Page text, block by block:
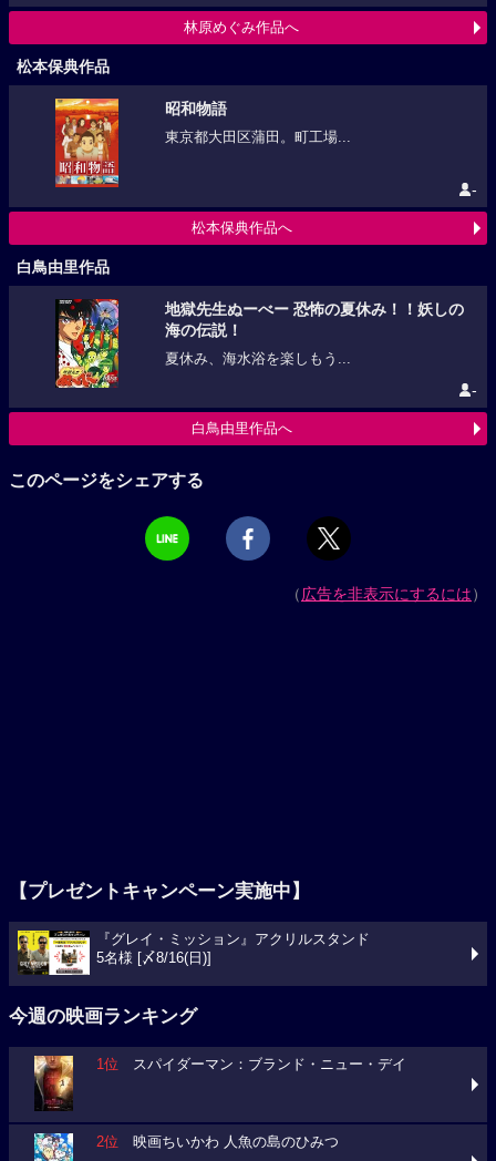
林原めぐみ作品へ
松本保典作品
昭和物語
東京都大田区蒲田。町工場...
-
松本保典作品へ
白鳥由里作品
地獄先生ぬーべー 恐怖の夏休み！！妖しの
海の伝説！
夏休み、海水浴を楽しもう...
-
白鳥由里作品へ
このページをシェアする
（広告を非表示にするには）
【プレゼントキャンペーン実施中】
『グレイ・ミッション』アクリルスタンド
5名様 [〆8/16(日)]
今週の映画ランキング
1位 スパイダーマン：ブランド・ニュー・デイ
2位 映画ちいかわ 人魚の島のひみつ